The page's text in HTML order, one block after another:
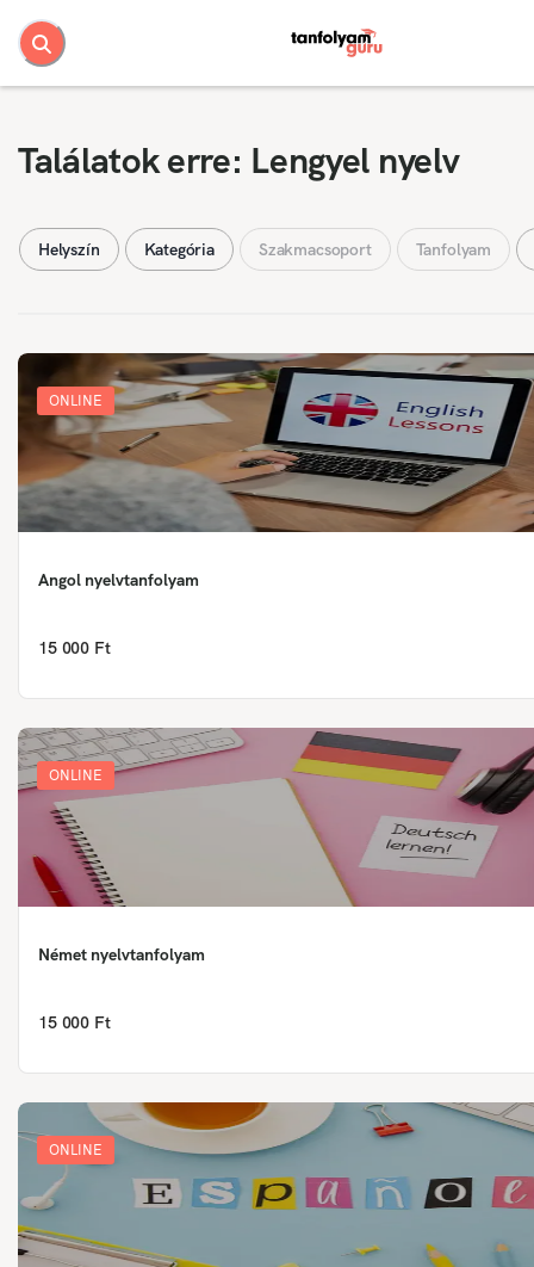
Találatok erre: Lengyel nyelv
Helyszín Kategória Szakmacsoport Tanfolyam
ONLINE
Angol nyelvtanfolyam
15 000 Ft
ONLINE
Német nyelvtanfolyam
15 000 Ft
ONLINE